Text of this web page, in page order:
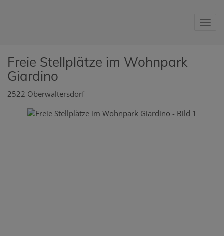
Freie Stellplätze im Wohnpark
Giardino
2522 Oberwaltersdorf